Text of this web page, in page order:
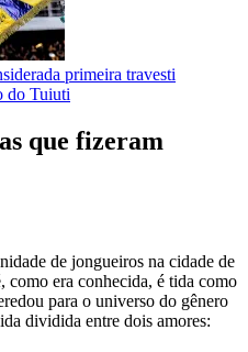
primeira travesti
do Tuiuti
que fizeram
de jongueiros na cidade de
como era conhecida, é tida como
para o universo do gênero
dividida entre dois amores: